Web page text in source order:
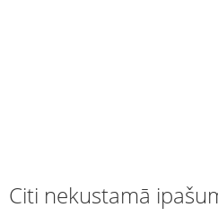
Citi nekustamā